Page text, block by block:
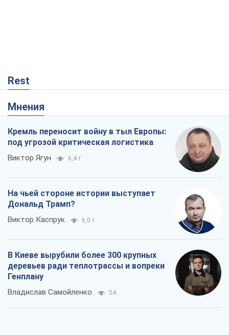
Rest
Мнения
Кремль переносит войну в тыл Европы:
под угрозой критическая логистика
Виктор Ягун 6,4 т.
На чьей стороне истории выступает
Дональд Трамп?
Виктор Каспрук 6,0 т.
В Киеве вырубили более 300 крупных
деревьев ради теплотрассы и вопреки
Генплану
Владислав Самойленко 54